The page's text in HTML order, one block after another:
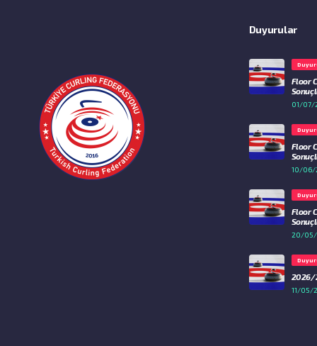
Duyurular
Floor
01/07/
Floor
10/06/
Floor
20/05/
2026/
11/05/